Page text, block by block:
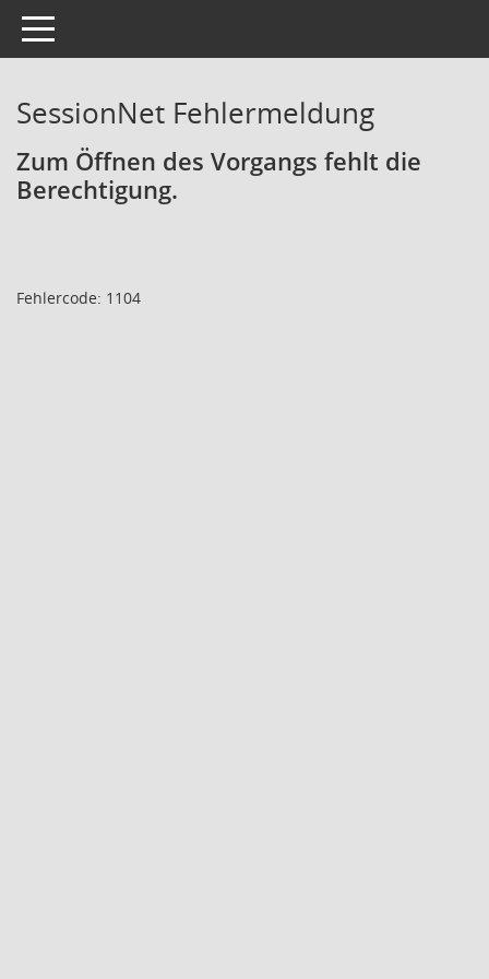
Toggle navigation
SessionNet Fehlermeldung
Zum Öffnen des Vorgangs fehlt die
Berechtigung.
Fehlercode: 1104